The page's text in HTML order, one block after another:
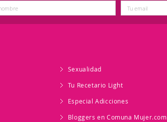
Sexualidad
Tu Recetario Light
Especial Adicciones
Bloggers en Comuna Mujer.com